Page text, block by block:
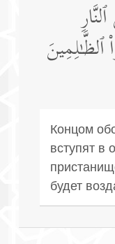
Концом
вступят в
будет